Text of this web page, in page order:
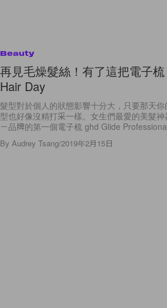
Beauty
再見毛燥髮絲！有了這把電子
Hair Day
髮型對於個人的狀態影響十分大，只要那天
型也好像沒精打采一樣。女生們最愛的美髮
－品牌的第一個電子梳 ghd Glide
By Audrey Tsang/2019年2月15日